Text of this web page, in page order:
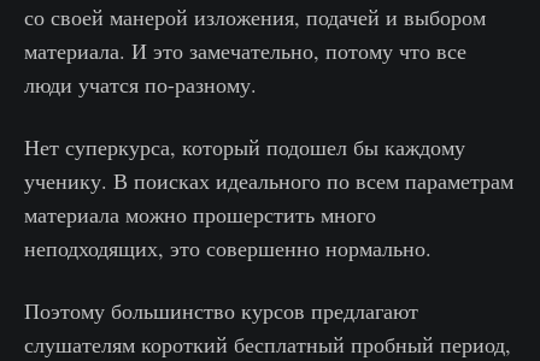
со своей манерой изложения, подачей и выбором
материала. И это замечательно, потому что все
люди учатся по-разному.
Нет суперкурса, который подошел бы каждому
ученику. В поисках идеального по всем параметрам
материала можно прошерстить много
неподходящих, это совершенно нормально.
Поэтому большинство курсов предлагают
слушателям короткий бесплатный пробный период,